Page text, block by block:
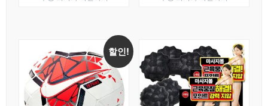
할인!